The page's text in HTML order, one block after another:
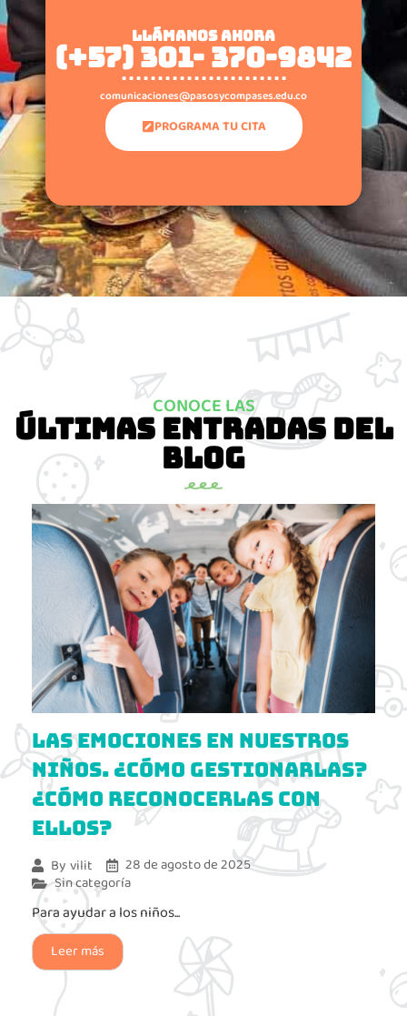
LLÁMANOS AHORA
(+57) 301- 370-9842
. . . . . . . . . . . . . . . . . . . . . . .
comunicaciones@pasosycompases.edu.co
PROGRAMA TU CITA
CONOCE LAS
Últimas entradas del
blog
Las emociones en nuestros
niños. ¿Cómo gestionarlas?
¿Cómo reconocerlas con
ellos?
By vilit
28 de agosto de 2025
Sin categoría
Para ayudar a los niños...
Leer más